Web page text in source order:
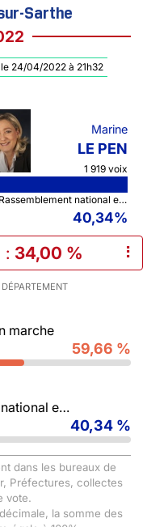
Sarthe
24/04/2022 à 21h32
Marine
LE PEN
1 919 voix
Rassemblement national et ses alliés
40,34%
: 34,00 % ⠇
marche
59,66 %
et ses alliés
40,34 %
dans les bureaux de
Préfectures, collectes
vote.
la somme des